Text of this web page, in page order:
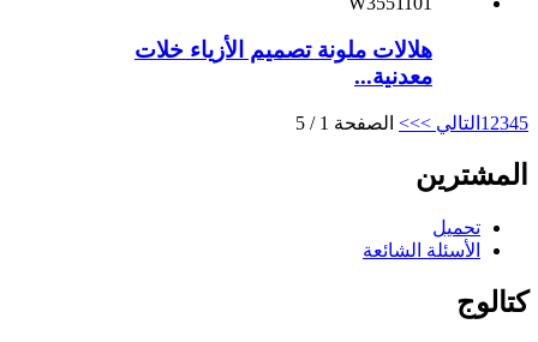
هلالات ملونة تصميم الأزياء خلات
معدنية...
1 2345 التالي >>> الصفحة 1 / 5
المشترين
تحميل
الأسئلة الشائعة
كتالوج